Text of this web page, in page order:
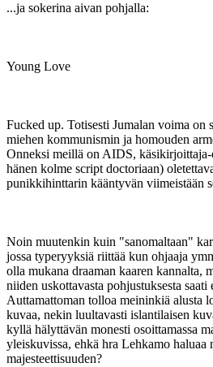
...ja sokerina aivan pohjalla:
Young Love
Fucked up. Totisesti Jumalan voima on
miehen kommunismin ja homouden
Onneksi meillä on AIDS, käsikirjoittaja-
hänen kolme script doctoriaan)
punikkihinttarin kääntyvän viimeistään
Noin muutenkin kuin "sanomaltaan"
jossa typeryyksiä riittää kun ohjaaja
olla mukana draaman kaaren kannalta,
niiden uskottavasta pohjustuksesta saati
Auttamattoman tolloa meininkiä alusta
kuvaa, nekin luultavasti islantilaisen
kyllä hälyttävän monesti osoittamassa
yleiskuvissa, ehkä hra Lehkamo haluaa
majesteettisuuden?